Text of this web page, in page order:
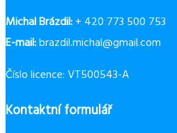
Michal Brázdil:+ 420 773 500 753
E-mail:brazdil.michal@gmail.com
Číslo licence: VT500543-A
Kontaktní formulář